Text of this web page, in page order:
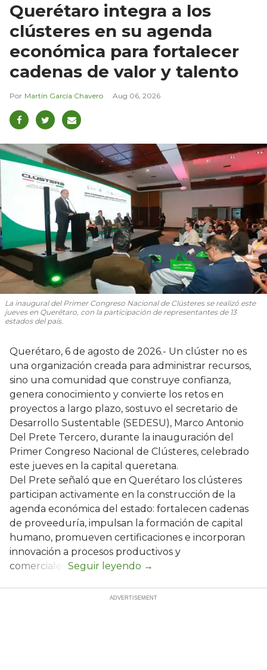
Querétaro integra a los
clústeres en su agenda
económica para fortalecer
cadenas de valor y talento
Martín García Chavero Aug 06, 2026
La inaugural del Primer Congreso Nacional de Clústeres se realizó este
jueves en Querétaro, con la participación de representantes de 13
estados del país.
Querétaro, 6 de agosto de 2026.- Un clúster no es
una organización creada para administrar recursos,
sino una comunidad que construye confianza,
genera conocimiento y convierte los retos en
proyectos a largo plazo, sostuvo el secretario de
Desarrollo Sustentable (SEDESU), Marco Antonio
Del Prete Tercero, durante la inauguración del
Primer Congreso Nacional de Clústeres, celebrado
este jueves en la capital queretana.
Del Prete señaló que en Querétaro los clústeres
participan activamente en la construcción de la
agenda económica del estado: fortalecen cadenas
de proveeduría, impulsan la formación de capital
humano, promueven certificaciones e incorporan
innovación a procesos productivos y
comerciales.